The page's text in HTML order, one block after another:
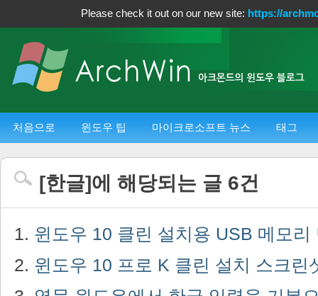
Please check it out on our new site: https://
처음으로 윈도우 팁 마이크로소프트 뉴스 태그
[한글]에 해당되는 글 6건
윈도우 10 클린 설치용 USB 메모
윈도우 10 프로 K 클린 설치 스크린